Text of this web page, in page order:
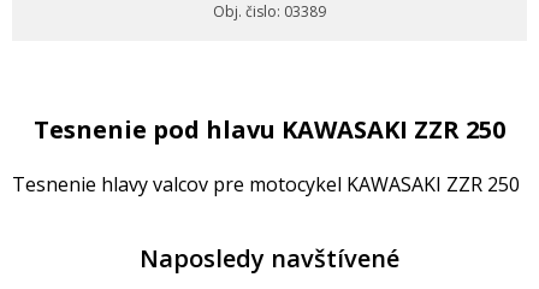
Obj. čislo: 03389
Tesnenie pod hlavu KAWASAKI ZZR 250
Tesnenie hlavy valcov pre motocykel KAWASAKI ZZR 250
Naposledy navštívené